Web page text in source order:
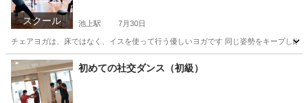
スクール 池上駅 7月30日
チェアヨガは、床ではなく、イスを使って行う優しいヨガです 同じ姿勢をキープし
東京 大田区 池上駅 ヨガ シニア
初めての社交ダンス（初級）